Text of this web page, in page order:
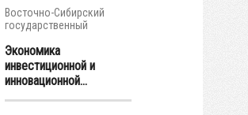
Восточно-Сибирский
государственный
Экономика
инвестиционной и
инновационной...